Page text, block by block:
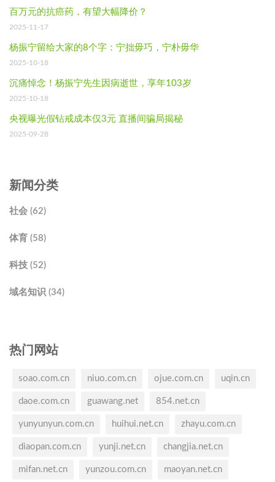
百万元的抗癌药，有望大幅降价？
2025-11-17
杨振宁留给大家的8个字：宁拙毋巧，宁朴毋华
2025-10-18
沉痛悼念！杨振宁先生因病逝世，享年103岁
2025-10-18
央视曝光假钻戒成本仅3元 直播间骗局揭秘
2025-09-28
新闻分类
社会 (62)
体育 (58)
科技 (52)
域名知识 (34)
热门网站
soao.com.cn niuo.com.cn ojue.com.cn uqin.cn
daoe.com.cn guawang.net 854.net.cn
yunyunyun.com.cn huihui.net.cn zhayu.com.cn
diaopan.com.cn yunji.net.cn changjia.net.cn
mifan.net.cn yunzou.com.cn maoyan.net.cn